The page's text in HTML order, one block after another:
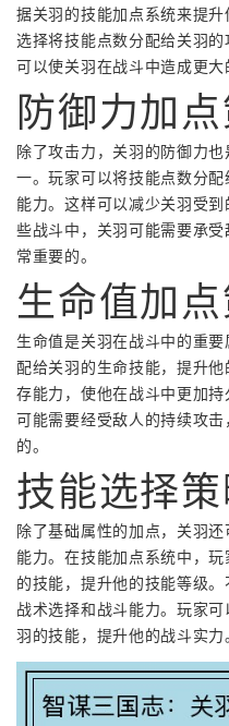
据关羽的技能加点系统来提
选择将技能点数分配给关羽
可以使关羽在战斗中造成更大
防御力加
除了攻击力，关羽的防御力
一。玩家可以将技能点数分
能力。这样可以减少关羽受
些战斗中，关羽可能需要承
常重要的。
生命值加
生命值是关羽在战斗中的重
配给关羽的生命技能，提升
存能力，使他在战斗中更加
可能需要经受敌人的持续攻
的。
技能选择
除了基础属性的加点，关羽
能力。在技能加点系统中，
的技能，提升他的技能等级
战术选择和战斗能力。玩家
羽的技能，提升他的战斗实力。